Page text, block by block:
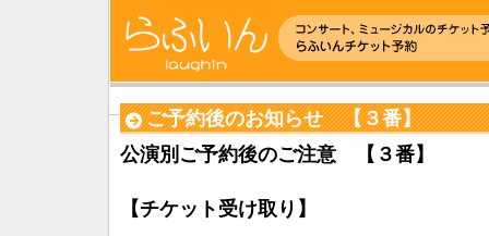
ご予約後のお知らせ 【３番】
公演別ご予約後のご注意 【３番】
【チケット受け取り】